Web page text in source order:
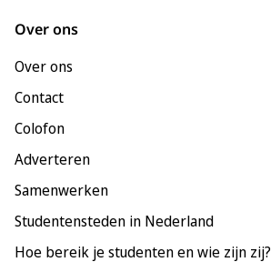
Over ons
Over ons
Contact
Colofon
Adverteren
Samenwerken
Studentensteden in Nederland
Hoe bereik je studenten en wie zijn zij?